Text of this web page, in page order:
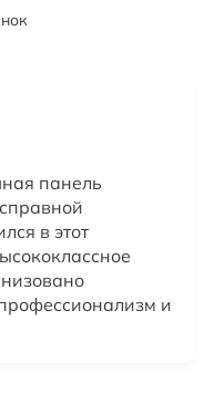
панель
в этот
и